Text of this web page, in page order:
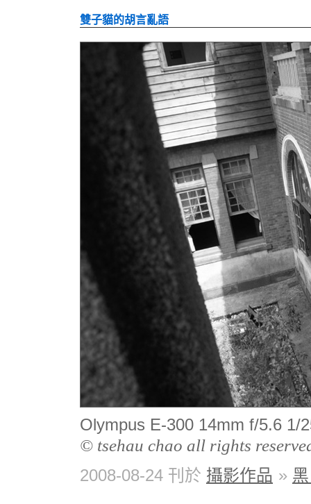
雙子貓的胡言亂語
Olympus E-300 14mm f/5.6 1/
© tsehau chao all rights
2008-08-24 刊於 攝影作品 »